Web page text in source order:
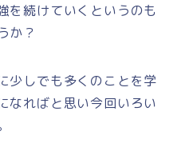
を続けていくというのも
か？
少しでも多くのことを学
なればと思い今回いろい